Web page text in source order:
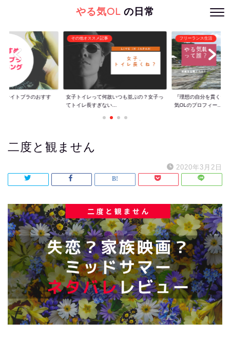
やる気OLの日常
ナイトブラのおすす
その他オススメ記事
女子トイレって何故いつも並ぶの？女子っ
てトイレ長すぎない...
フリーランス生活
『理想の自分を貫くた
気OLのプロフィー...
二度と観ません
2020年3月2日